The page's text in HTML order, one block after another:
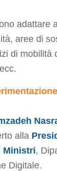
adattare
aree di
di mobilità
alla
Ministri,
Digitale.